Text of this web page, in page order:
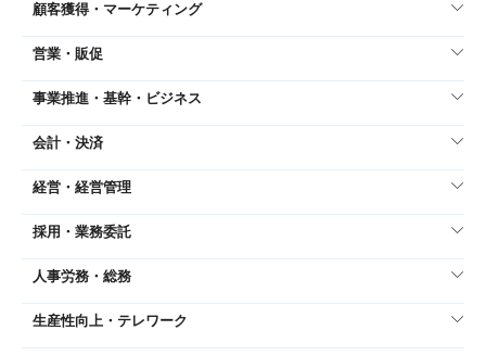
顧客獲得・マーケティング
営業・販促
事業推進・基幹・ビジネス
会計・決済
経営・経営管理
採用・業務委託
人事労務・総務
生産性向上・テレワーク